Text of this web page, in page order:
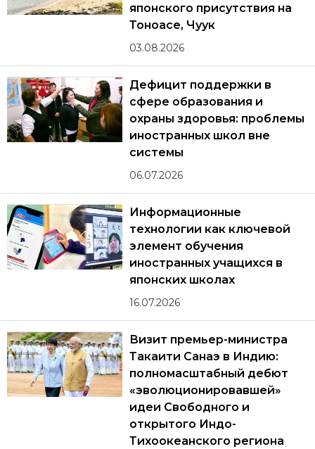
японского присутствия на
Тоноасе, Чуук
03.08.2026
Дефицит поддержки в
сфере образования и
охраны здоровья: проблемы
иностранных школ вне
системы
06.07.2026
Информационные
технологии как ключевой
элемент обучения
иностранных учащихся в
японских школах
16.07.2026
Визит премьер-министра
Такаити Санаэ в Индию:
полномасштабный дебют
«эволюционировавшей»
идеи Свободного и
открытого Индо-
Тихоокеанского региона